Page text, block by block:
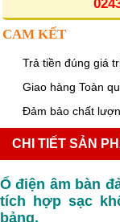
CAM KẾT
Trả tiền đúng giá
Giao hàng Toàn
Đảm bảo chất
CHI TIẾT SẢN
Ổ điện âm bàn
tích hợp sạc
bảng.